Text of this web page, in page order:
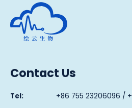
Human Metabolomics Institute
Contact Us
Tel: +86 755 23206096 /